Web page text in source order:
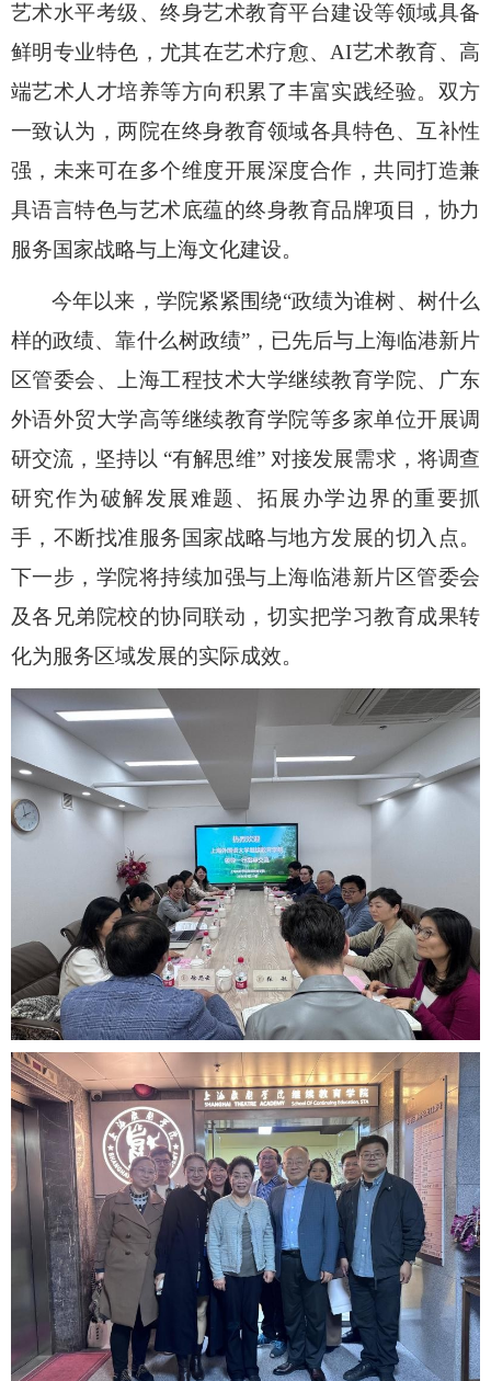
艺术水平考级、终身艺术教育平台建设等领域具备
鲜明专业特色，尤其在艺术疗愈、 AI艺术教育、高
端艺术人才培养等方向积累了丰富实践经验。双方
一致认为，两院在终身教育领域各具特色、互补性
强，未来可在多个维度开展深度合作，共同打造兼
具语言特色与艺术底蕴的终身教育品牌项目，协力
服务国家战略与上海文化建设。
今年以来，学院紧紧围绕“政绩为谁树、树什么
样的政绩、靠什么树政绩” ，已先后与上海临港新片
区管委会、上海工程技术大学继续教育学院、广东
外语外贸大学高等继续教育学院等多家单位开展调
研交流，坚持以 “有解思维” 对接发展需求，将调查
研究作为破解发展难题、拓展办学边界的重要抓
手，不断找准服务国家战略与地方发展的切入点。
下一步，学院将持续加强与上海临港新片区管委会
及各兄弟院校的协同联动，切实把学习教育成果转
化为服务区域发展的实际成效。